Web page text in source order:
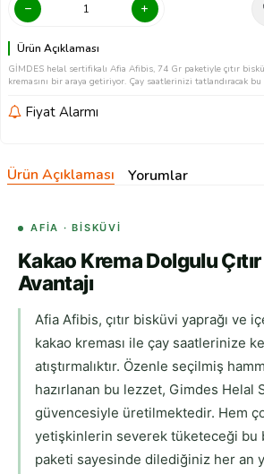
Ürün Açıklaması
GİMDES helal sertifikalı Afia Afibis, 74 Gr paketiyle çıtır
kremasını bir araya getiriyor. Çay saatlerinizi tatlandıracak
Fiyat Alarmı
Ürün Açıklaması Yorumlar
AFIA · BISKÜVI
Kakao Krema Dolgulu
Avantajı
Afia Afibis, çıtır bisküvi yaprağı ve
kakao kreması ile çay saatlerinize
atıştırmalıktır. Özenle seçilmiş
hazırlanan bu lezzet, Gimdes Helal
güvencesiyle üretilmektedir. Hem
yetişkinlerin severek tüketeceği bu
paketi sayesinde dilediğiniz her an